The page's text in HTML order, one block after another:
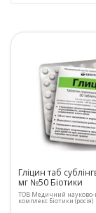
Гліцин таб
мг №50 Біотики
ТОВ Медичний
комплекс Біотики (росія)